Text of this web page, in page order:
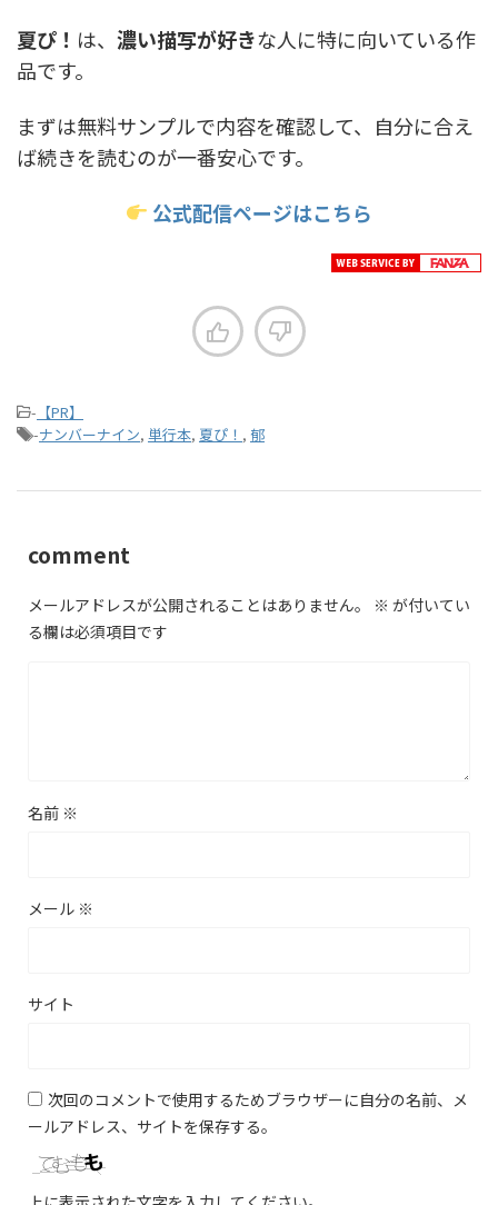
夏ぴ！ は、 濃い描写が好きな人に特に向いている作
品です。
まずは無料サンプルで内容を確認して、自分に合え
ば続きを読むのが一番安心です。
公式配信ページはこちら
- 【PR】
-ナンバーナイン, 単行本, 夏ぴ！ , 郁
comment
メールアドレスが公開されることはありません。 ※ が付いてい
る欄は必須項目です
名前 ※
メール ※
サイト
次回のコメントで使用するためブラウザーに自分の名前、メ
ールアドレス、サイトを保存する。